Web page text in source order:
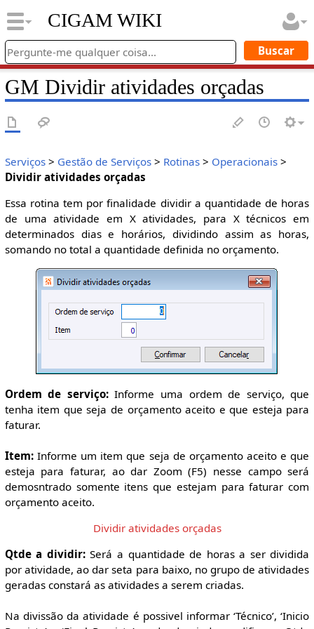
CIGAM WIKI
GM Dividir atividades orçadas
Serviços> Gestão de Serviços> Rotinas> Operacionais>
Dividir atividades orçadas
Essa rotina tem por finalidade dividir a quantidade de horas
de uma atividade em X atividades, para X técnicos em
determinados dias e horários, dividindo assim as horas,
somando no total a quantidade definida no orçamento.
Ordem de serviço:Informe uma ordem de serviço, que
tenha item que seja de orçamento aceito e que esteja para
faturar.
Item:Informe um item que seja de orçamento aceito e que
esteja para faturar, ao dar Zoom (F5) nesse campo será
demosntrado somente itens que estejam para faturar com
orçamento aceito.
Dividir atividades orçadas
Qtde a dividir:Será a quantidade de horas a ser dividida
por atividade, ao dar seta para baixo, no grupo de atividades
geradas constará as atividades a serem criadas.
Na divissão da atividade é possivel informar ‘Técnico’, ‘Inicio